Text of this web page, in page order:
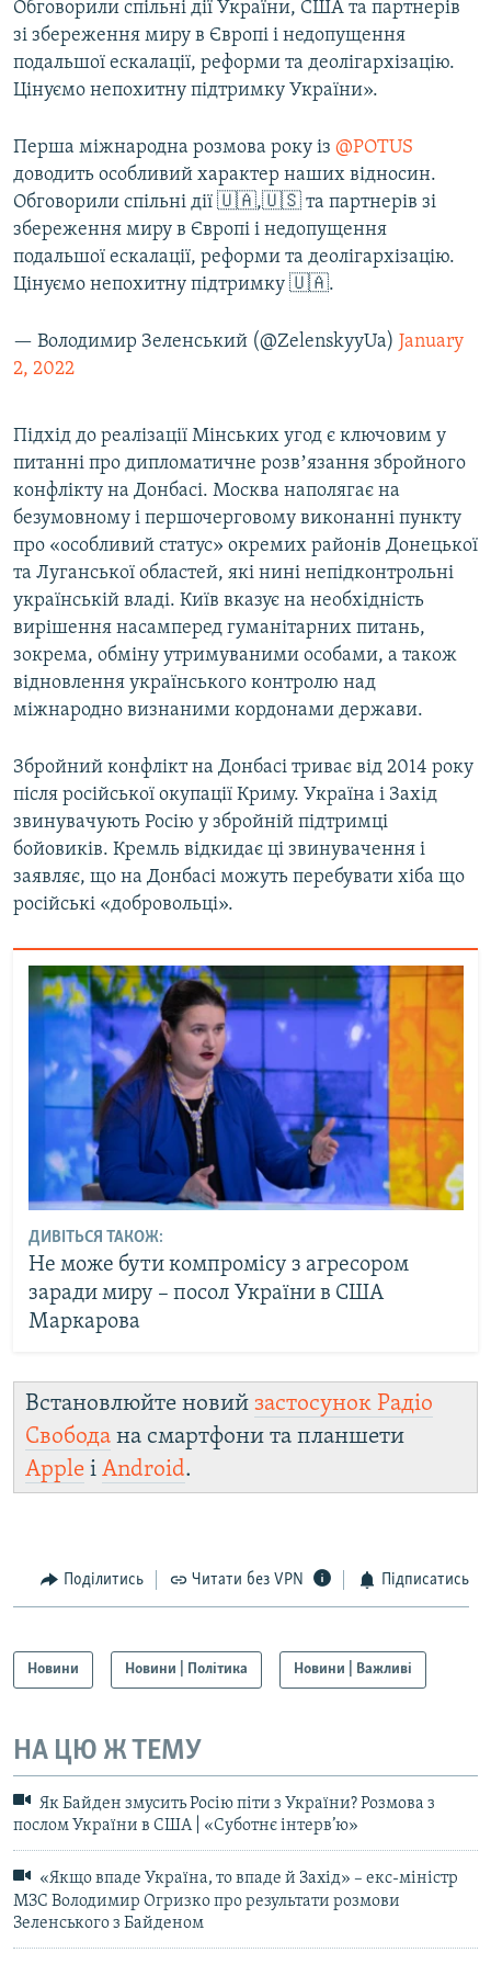
Обговорили спільні дії України, США та партнерів
зі збереження миру в Європі і недопущення
подальшої ескалації, реформи та деолігархізацію.
Цінуємо непохитну підтримку України».
Перша міжнародна розмова року із @POTUS
доводить особливий характер наших відносин.
Обговорили спільні дії 🇺🇦,🇺🇸 та партнерів зі
збереження миру в Європі і недопущення
подальшої ескалації, реформи та деолігархізацію.
Цінуємо непохитну підтримку 🇺🇦.
— Володимир Зеленський (@ZelenskyyUa) January
2, 2022
Підхід до реалізації Мінських угод є ключовим у
питанні про дипломатичне розвʼязання збройного
конфлікту на Донбасі. Москва наполягає на
безумовному і першочерговому виконанні пункту
про «особливий статус» окремих районів Донецької
та Луганської областей, які нині непідконтрольні
українській владі. Київ вказує на необхідність
вирішення насамперед гуманітарних питань,
зокрема, обміну утримуваними особами, а також
відновлення українського контролю над
міжнародно визнаними кордонами держави.
Збройний конфлікт на Донбасі триває від 2014 року
після російської окупації Криму. Україна і Захід
звинувачують Росію у збройній підтримці
бойовиків. Кремль відкидає ці звинувачення і
заявляє, що на Донбасі можуть перебувати хіба що
російські «добровольці».
ДИВІТЬСЯ ТАКОЖ:
Не може бути компромісу з агресором
заради миру – посол України в США
Маркарова
Встановлюйте новий застосунок Радіо
Свобода на смартфони та планшети
Apple і Android.
Поділитись Читати без VPN Підписатись
Новини Новини | Політика Новини | Важливі
НА ЦЮ Ж ТЕМУ
Як Байден змусить Росію піти з України? Розмова з
послом України в США | «Суботнє інтерв’ю»
«Якщо впаде Україна, то впаде й Захід» – екс-міністр
МЗС Володимир Огризко про результати розмови
Зеленського з Байденом